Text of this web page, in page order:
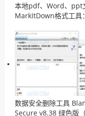
本地pdf、Word、ppt
MarkItDown格式工具：
数据安全删除工具
Secure v8.38 绿色版